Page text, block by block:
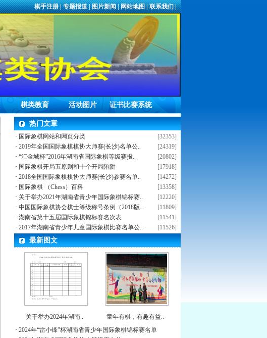
棋手注册|专题报道|图片新闻|网站地图|联系我们|
棋类教育 活动图片 证书比赛系统
热门文章
[32353]
· 国际象棋网站和网页分类
[24319]
· 2019年全国国际象棋棋协大师赛(长沙)名单公..
[20802]
· “汇金城杯”2016年湖南省国际象棋等级赛报..
[17918]
· 国际象棋开局五原则和十个开局陷阱
[14272]
· 2018全国国际象棋棋协大师赛(长沙)参赛名单..
[13358]
· 国际象棋 （Chess）百科
[12220]
· 关于举办2021年湖南省青少年国际象棋锦标赛..
[11809]
· 中国国际象棋协会棋士等级称号条例（2018版..
[11541]
· 湖南省第十五届国际象棋锦标赛名次表
[11526]
· 2017年湖南省青少年儿童国际象棋比赛名单公..
最新图文
关于举办2024年湖南..
童年有棋，有趣有益..
· 2024年“雷小锋”杯湖南省青少年国际象棋锦标赛名单